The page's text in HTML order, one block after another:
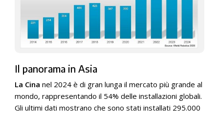
Il panorama in Asia
La Cina nel 2024 è di gran lunga il mercato più grande al
mondo, rappresentando il 54% delle installazioni globali.
Gli ultimi dati mostrano che sono stati installati 295.000